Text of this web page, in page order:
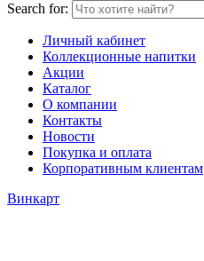
Search for:
Личный кабинет
Коллекционные напитки
Акции
Каталог
О компании
Контакты
Новости
Покупка и оплата
Корпоративным клиентам
Винкарт